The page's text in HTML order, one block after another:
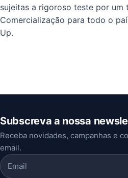
sujeitas a rigoroso teste por um
Comercialização para todo o
Up.
Subscreva a nossa
Receba novidades, campanhas e
email.